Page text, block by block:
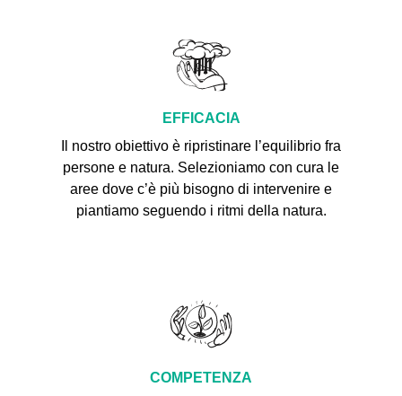
EFFICACIA
Il nostro obiettivo è ripristinare l’equilibrio fra
persone e natura. Selezioniamo con cura le
aree dove c’è più bisogno di intervenire e
piantiamo seguendo i ritmi della natura.
COMPETENZA